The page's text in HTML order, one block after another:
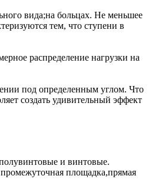
вида;на больцах. Не меньшее
тем, что ступени в
распределение нагрузки на
под определенным углом. Что
создать удивительный эффект
и винтовые.
площадка,прямая